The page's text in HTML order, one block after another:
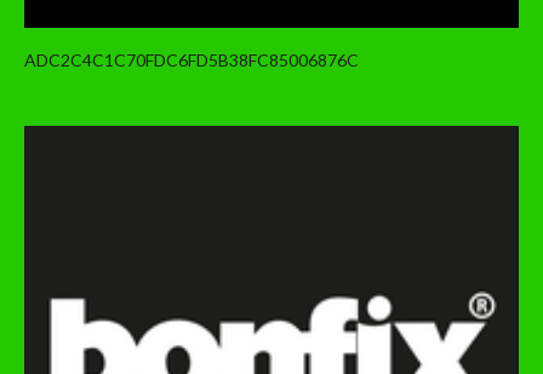
ADC2C4C1C70FDC6FD5B38FC85006876C